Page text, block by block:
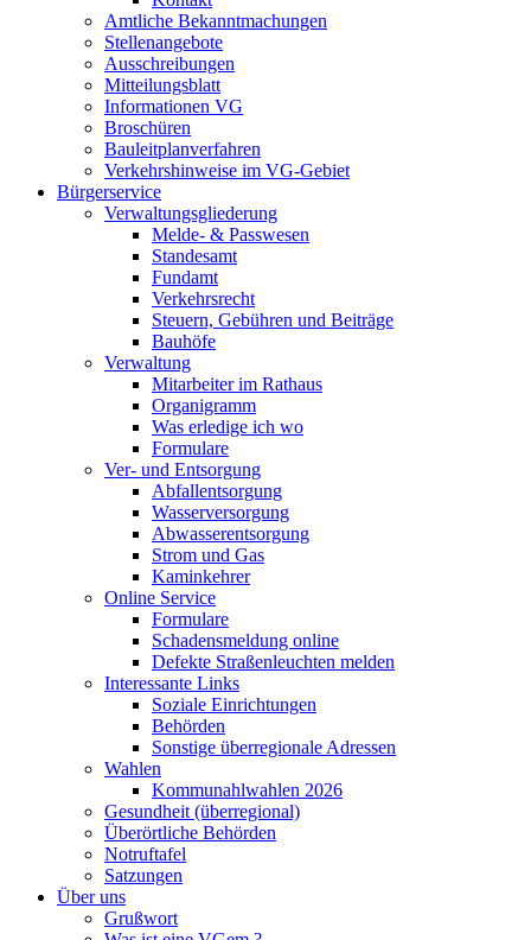
Amtliche Bekanntmachungen
Stellenangebote
Ausschreibungen
Mitteilungsblatt
Informationen VG
Broschüren
Bauleitplanverfahren
Verkehrshinweise im VG-Gebiet
Bürgerservice
Verwaltungsgliederung
Melde- & Passwesen
Standesamt
Fundamt
Verkehrsrecht
Steuern, Gebühren und Beiträge
Bauhöfe
Verwaltung
Mitarbeiter im Rathaus
Organigramm
Was erledige ich wo
Formulare
Ver- und Entsorgung
Abfallentsorgung
Wasserversorgung
Abwasserentsorgung
Strom und Gas
Kaminkehrer
Online Service
Formulare
Schadensmeldung online
Defekte Straßenleuchten melden
Interessante Links
Soziale Einrichtungen
Behörden
Sonstige überregionale Adressen
Wahlen
Kommunahlwahlen 2026
Gesundheit (überregional)
Überörtliche Behörden
Notruftafel
Satzungen
Über uns
Grußwort